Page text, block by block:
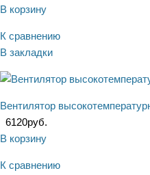
В корзину
К сравнению
В закладки
Вентилятор
6120руб.
В корзину
К сравнению